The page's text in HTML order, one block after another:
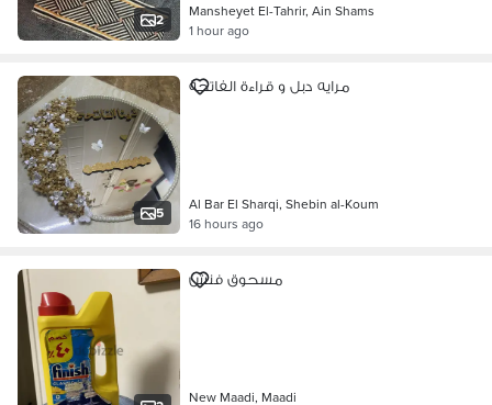
2
Mansheyet El-Tahrir, Ain Shams
1 hour ago
5
مرايه دبل و قراءة الفاتحة
Al Bar El Sharqi, Shebin al-Koum
16 hours ago
مسحوق فنش
New Maadi, Maadi